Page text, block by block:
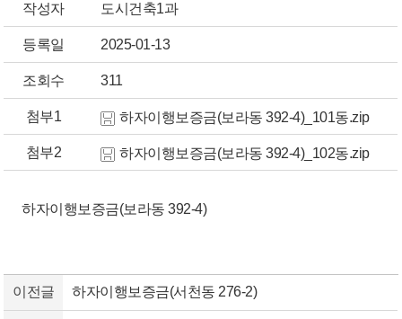
작성자 도시건축1과
등록일 2025-01-13
조회수 311
첨부1 하자이행보증금(보라동 392-4)_101동.zip
첨부2 하자이행보증금(보라동 392-4)_102동.zip
하자이행보증금(보라동 392-4)
이전글 하자이행보증금(서천동 276-2)